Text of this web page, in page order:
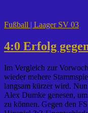
Fußball | Laager SV 03
4:0 Erfolg
Im Vergleich zur
wieder mehere
langsam kürzer wird.
Alex Dumke genesen,
zu können. Gegen den